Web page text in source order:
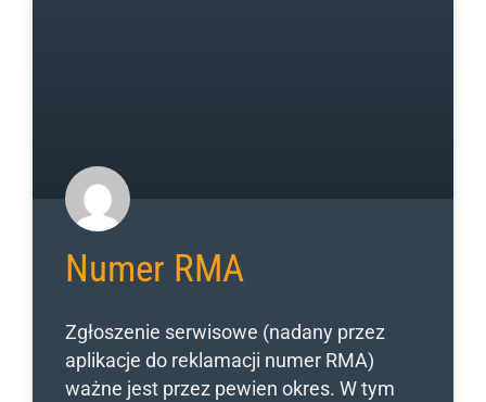
Numer RMA
Zgłoszenie serwisowe (nadany przez
aplikacje do reklamacji numer RMA)
ważne jest przez pewien okres. W tym